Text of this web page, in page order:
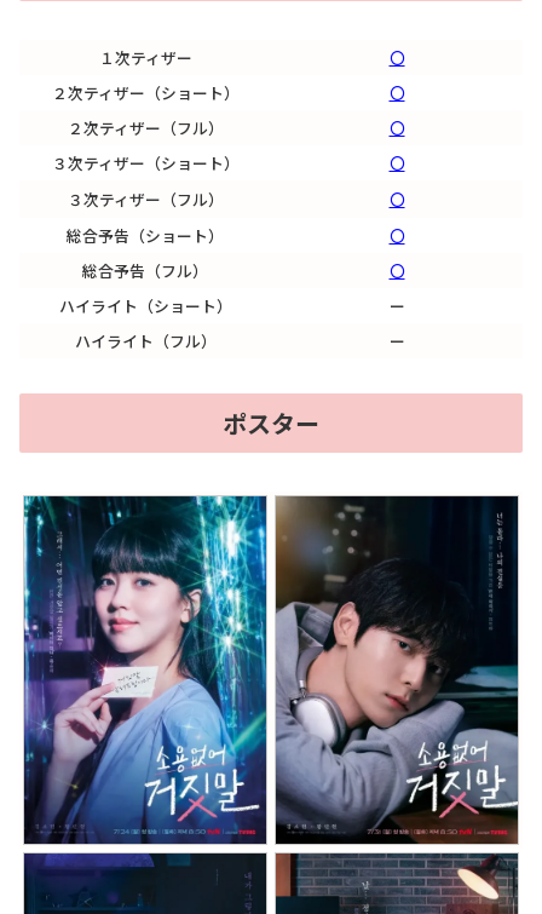
１次ティザー
〇
２次ティザー（ショート）
〇
２次ティザー（フル）
〇
３次ティザー（ショート）
〇
３次ティザー（フル）
〇
総合予告（ショート）
〇
総合予告（フル）
〇
ハイライト（ショート）
ー
ハイライト（フル）
ー
ポスター